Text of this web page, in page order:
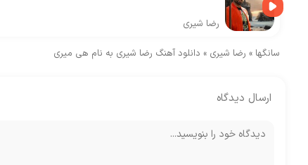
رضا شیری
سانگها » رضا شیری » دانلود آهنگ رضا شیری به نام هی میری
ارسال دیدگاه